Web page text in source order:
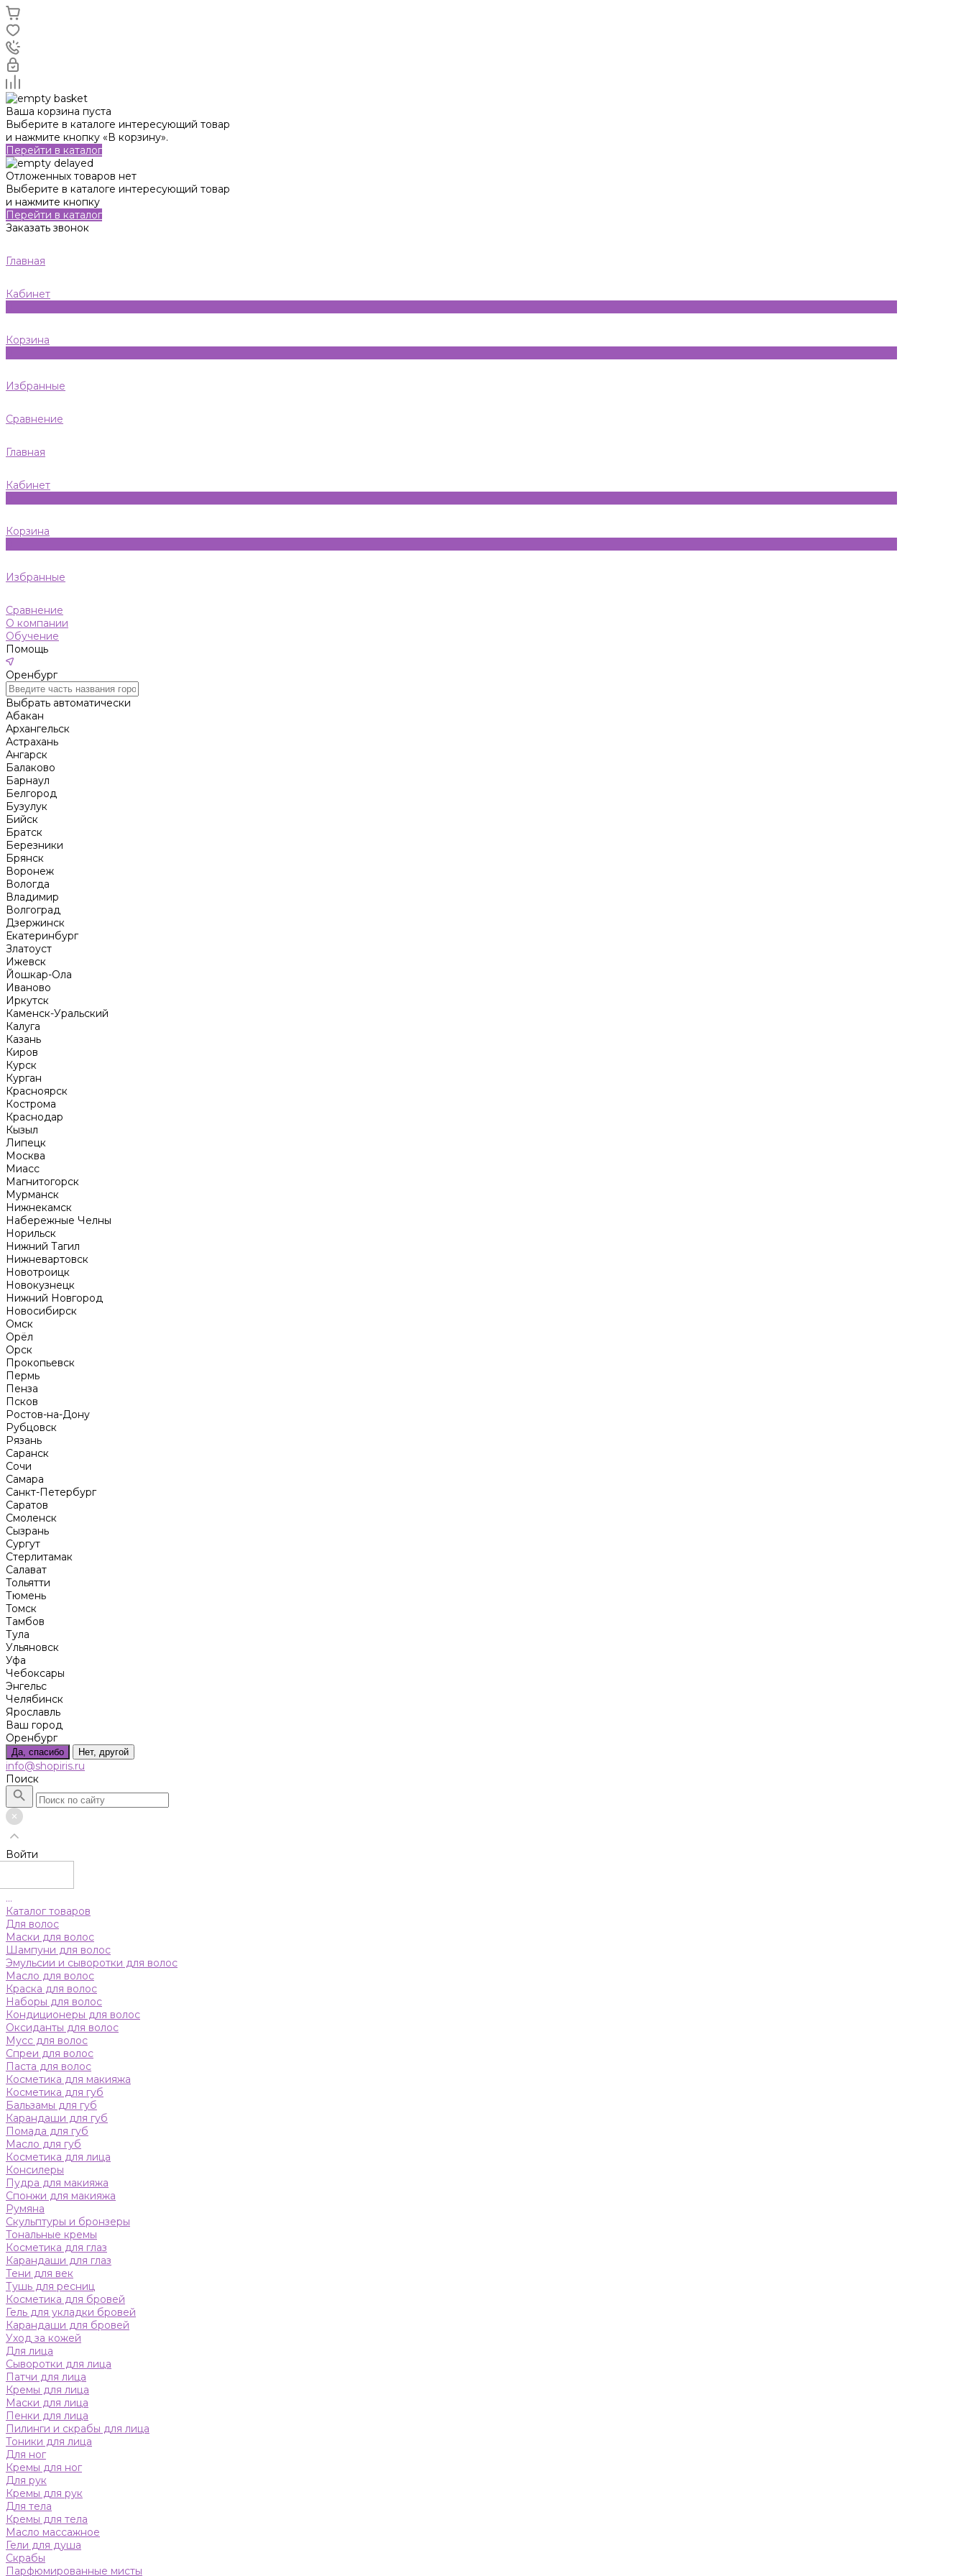
Ваша корзина пуста
Выберите в каталоге интересующий товар
и нажмите кнопку «В корзину».
Перейти в каталог
Отложенных товаров нет
Выберите в каталоге интересующий товар
и нажмите кнопку
Перейти в каталог
Заказать звонок
Главная
Кабинет
Корзина
Избранные
Сравнение
Главная
Кабинет
Корзина
Избранные
Сравнение
О компании
Обучение
Помощь
Оренбург
Выбрать автоматически
Абакан
Архангельск
Астрахань
Ангарск
Балаково
Барнаул
Белгород
Бузулук
Бийск
Братск
Березники
Брянск
Воронеж
Вологда
Владимир
Волгоград
Дзержинск
Екатеринбург
Златоуст
Ижевск
Йошкар-Ола
Иваново
Иркутск
Каменск-Уральский
Калуга
Казань
Киров
Курск
Курган
Красноярск
Кострома
Краснодар
Кызыл
Липецк
Москва
Миасс
Магнитогорск
Мурманск
Нижнекамск
Набережные Челны
Норильск
Нижний Тагил
Нижневартовск
Новотроицк
Новокузнецк
Нижний Новгород
Новосибирск
Омск
Орёл
Орск
Прокопьевск
Пермь
Пенза
Псков
Ростов-на-Дону
Рубцовск
Рязань
Саранск
Сочи
Самара
Санкт-Петербург
Саратов
Смоленск
Сызрань
Сургут
Стерлитамак
Салават
Тольятти
Тюмень
Томск
Тамбов
Тула
Ульяновск
Уфа
Чебоксары
Энгельс
Челябинск
Ярославль
Ваш город
Оренбург
Да, спасибо Нет, другой
info@shopiris.ru
Поиск
Войти
...
Каталог товаров
Для волос
Маски для волос
Шампуни для волос
Эмульсии и сыворотки для волос
Масло для волос
Краска для волос
Наборы для волос
Кондиционеры для волос
Оксиданты для волос
Мусс для волос
Спреи для волос
Паста для волос
Косметика для макияжа
Косметика для губ
Бальзамы для губ
Карандаши для губ
Помада для губ
Масло для губ
Косметика для лица
Консилеры
Пудра для макияжа
Спонжи для макияжа
Румяна
Скульптуры и бронзеры
Тональные кремы
Косметика для глаз
Карандаши для глаз
Тени для век
Тушь для ресниц
Косметика для бровей
Гель для укладки бровей
Карандаши для бровей
Уход за кожей
Для лица
Сыворотки для лица
Патчи для лица
Кремы для лица
Маски для лица
Пенки для лица
Пилинги и скрабы для лица
Тоники для лица
Для ног
Кремы для ног
Для рук
Кремы для рук
Для тела
Кремы для тела
Масло массажное
Гели для душа
Скрабы
Парфюмированные мисты